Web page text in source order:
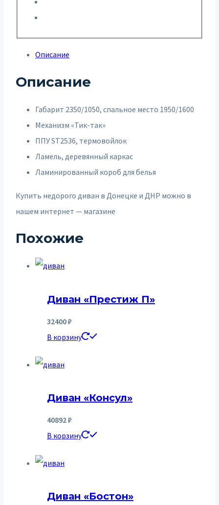
Описание
Описание
Габарит 2350/1050, спальное место 1950/1600
Механизм «Тик-так»
ППУ ST2536, термовойлок
Ламель, деревянный каркас
Ламинированный короб для белья
Купить недорого диван в Донецке и ДНР можно в
нашем интернет — магазине
Похожие
Диван «Престиж П»
32400₽
В корзину
Диван «Консул»
40892₽
В корзину
Диван «Бостон»